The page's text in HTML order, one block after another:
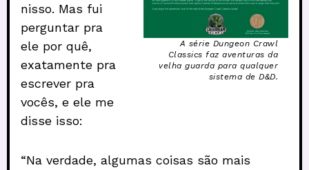
A série Dungeon Crawl
Classics faz aventuras da
velha guarda para qualquer
sistema de D&D.
nisso. Mas fui
perguntar pra
ele por quê,
exatamente pra
escrever pra
vocês, e ele me
disse isso:
“Na verdade, algumas coisas são mais